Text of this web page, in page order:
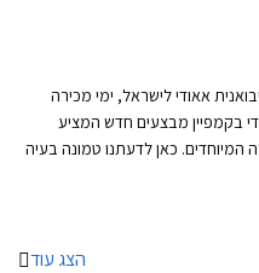
אאודי לישראל, ימי מכירה
בקמפיין מבצעים חדש המציע
המיוחדים. כאן לדעתנו טמונה בעיה
המכירה המיוחדים מאבדים
הצג עוד